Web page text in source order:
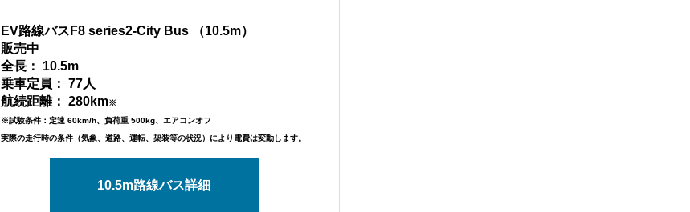
EV路線バス F8 series2-City Bus （10.5m）
販売中
全長： 10.5m
乗車定員： 77人
航続距離： 280km※
※試験条件： 定速 60km/h、負荷重 500kg、エアコンオフ
実際の走行時の条件（気象、道路、運転、架装等の状況）により電費は変動します。
10.5m路線バス詳細